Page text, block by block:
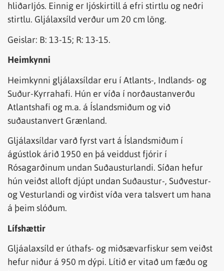
hliðarIjós. Einnig er Ijóskirtill á efri stirtlu og neðri
stirtlu. Gljálaxsíld verður um 20 cm löng.
Geislar: B: 13-15; R: 13-15.
Heimkynni
Heimkynni gljálaxsíldar eru í Atlants-, Indlands- og
Suður-Kyrrahafi. Hún er víða í norðaustanverðu
Atlantshafi og m.a. á Íslandsmiðum og við
suðaustanvert Grænland.
Gljálaxsíldar varð fyrst vart á Íslandsmiðum í
ágústlok árið 1950 en þá veiddust fjórir í
Rósagarðinum undan Suðausturlandi. Síðan hefur
hún veiðst alloft djúpt undan Suðaustur-, Suðvestur-
og Vesturlandi og virðist víða vera talsvert um hana
á þeim slóðum.
Lífshættir
Gljáalaxsíld er úthafs- og miðsævarfiskur sem veiðst
hefur niður á 950 m dýpi. Lítið er vitað um fæðu og